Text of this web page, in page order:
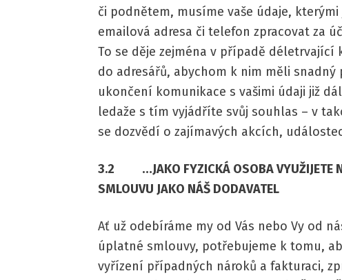
či podnětem, musíme vaše údaje,
emailová adresa či telefon zpracovat za
To se děje zejména v případě déletrvající
do adresářů, abychom k nim měli
ukončení komunikace s vašimi údaji již
ledaže s tím vyjádříte svůj souhlas – v
se dozvědí o zajímavých akcích,
3.2 …JAKO FYZICKÁ OSOBA VYUŽIJETE
SMLOUVU JAKO NÁŠ DODAVATEL
Ať už odebíráme my od Vás nebo Vy od
úplatné smlouvy, potřebujeme k tomu,
vyřízení případných nároků a fakturaci,